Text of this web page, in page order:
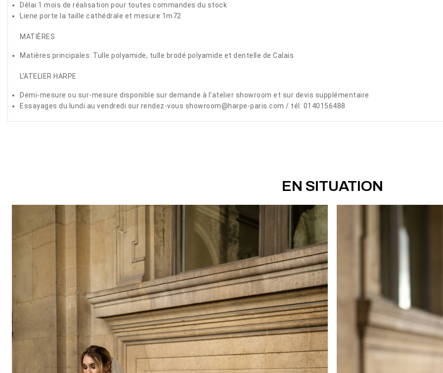
Délai 1 mois de réalisation pour toutes commandes du stock
Liene porte la taille cathédrale et mesure 1m72
MATIÈRES
Matières principales: Tulle polyamide, tulle brodé polyamide et dentelle de Calais
L'ATELIER HARPE
Demi-mesure ou sur-mesure disponible sur demande à l'atelier showroom et sur devis supplémentaire
Essayages du lundi au vendredi sur rendez-vous showroom@harpe-paris.com / tél: 0140156488
EN SITUATION